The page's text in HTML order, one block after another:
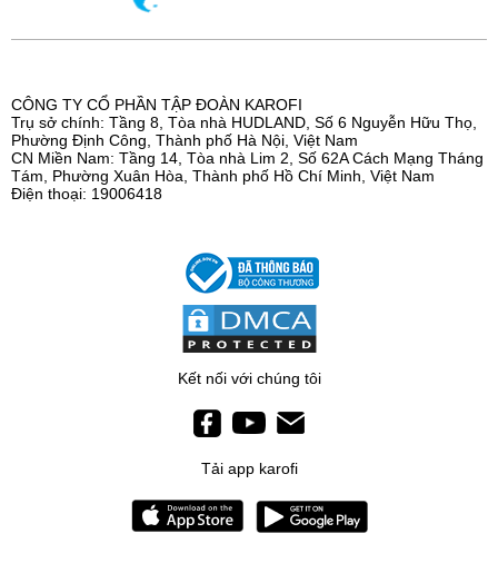
CÔNG TY CỔ PHẦN TẬP ĐOÀN KAROFI
Trụ sở chính: Tầng 8, Tòa nhà HUDLAND, Số 6 Nguyễn Hữu Thọ,
Phường Định Công, Thành phố Hà Nội, Việt Nam
CN Miền Nam: Tầng 14, Tòa nhà Lim 2, Số 62A Cách Mạng Tháng
Tám, Phường Xuân Hòa, Thành phố Hồ Chí Minh, Việt Nam
Điện thoại: 19006418
Kết nối với chúng tôi
Tải app karofi